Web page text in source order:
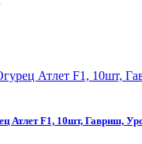
Атлет F1, 10шт, Гавриш,